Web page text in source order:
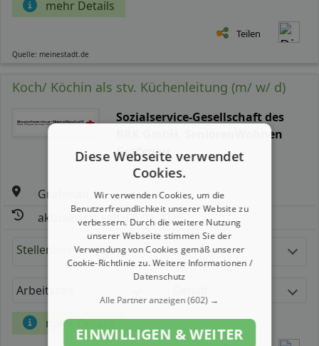
mehr Details
Teilen
Quelle: meinestadt.de
Koch/ Köchin als stv. Küchenleitung (m/ w/ d)
Sozialservice-Gesellschaft des
BRK GmbH, SeniorenWohnen
Grafenau
Grafenau
aktualisiert seit: 06.08.2026
Stellenbeschreibung:
Arbeitszeit
mehr Details
Diese Webseite verwendet
Cookies.
Wir verwenden Cookies, um die
Benutzerfreundlichkeit unserer Website zu
verbessern. Durch die weitere Nutzung
unserer Webseite stimmen Sie der
Verwendung von Cookies gemäß unserer
Cookie-Richtlinie zu.Weitere Informationen /
Datenschutz
Alle Partner anzeigen(602) →
EINWILLIGEN & WEITER